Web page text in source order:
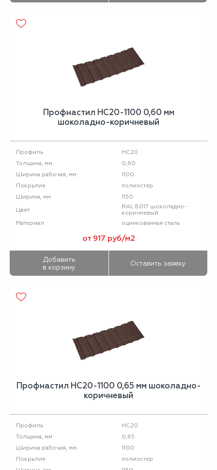
Профнастил НС20-1100 0,60 мм
шоколадно-коричневый
Профиль
НС20
Толщина, мм
0,60
Ширина рабочая, мм
1100
Покрытие
полиэстер
Ширина, мм
1150
Цвет
RAL 8017 шоколадно-
коричневый
Материал
оцинкованная сталь
от 917 руб/м2
Добавить
в корзину
Оставить заявку
Профнастил НС20-1100 0,65 мм шоколадно-
коричневый
Профиль
НС20
Толщина, мм
0,65
Ширина рабочая, мм
1100
Покрытие
полиэстер